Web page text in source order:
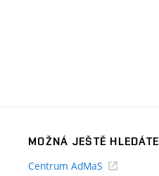
MOŽNÁ JEŠTĚ HLEDÁTE
Centrum AdMaS